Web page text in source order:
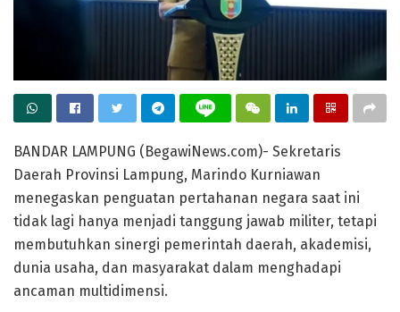
BANDAR LAMPUNG (BegawiNews.com)- Sekretaris
Daerah Provinsi Lampung, Marindo Kurniawan
menegaskan penguatan pertahanan negara saat ini
tidak lagi hanya menjadi tanggung jawab militer, tetapi
membutuhkan sinergi pemerintah daerah, akademisi,
dunia usaha, dan masyarakat dalam menghadapi
ancaman multidimensi.